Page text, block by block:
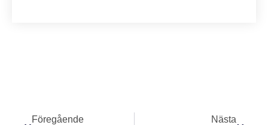
Föregående Nästa